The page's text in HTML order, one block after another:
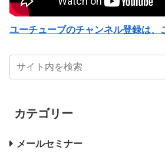
ユーチューブのチャンネル登録は、
カテゴリー
メールセミナー